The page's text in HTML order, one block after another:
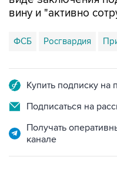
вину и "активно
ФСБ Росгвардия
Купить подписку
Подписаться на
Получать
канале